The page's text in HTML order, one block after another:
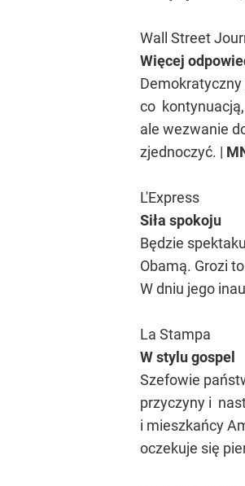
Wall Street
Więcej
co
ale wezwanie
zjednoczyć. |
L'Express
Siła spokoju
Będzie
Obamą. Grozi
W dniu jego
La Stampa
W stylu gospel
Szefowie
przyczyny i
i mieszkańcy
oczekuje się